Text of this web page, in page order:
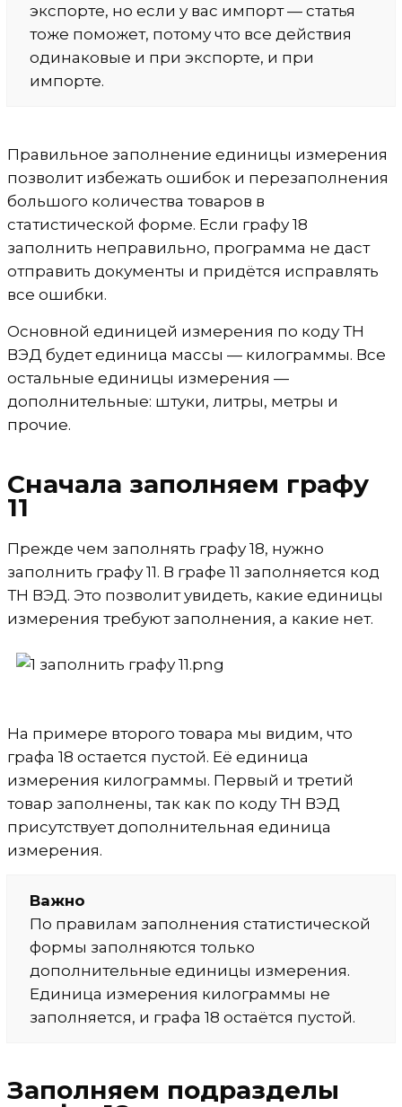
экспорте, но если у вас импорт — статья
тоже поможет, потому что все действия
одинаковые и при экспорте, и при
импорте.
Правильное заполнение единицы измерения
позволит избежать ошибок и перезаполнения
большого количества товаров в
статистической форме. Если графу 18
заполнить неправильно, программа не даст
отправить документы и придётся исправлять
все ошибки.
Основной единицей измерения по коду ТН
ВЭД будет единица массы — килограммы. Все
остальные единицы измерения —
дополнительные: штуки, литры, метры и
прочие.
Сначала заполняем графу
11
Прежде чем заполнять графу 18, нужно
заполнить графу 11. В графе 11 заполняется код
ТН ВЭД. Это позволит увидеть, какие единицы
измерения требуют заполнения, а какие нет.
На примере второго товара мы видим, что
графа 18 остается пустой. Её единица
измерения килограммы. Первый и третий
товар заполнены, так как по коду ТН ВЭД
присутствует дополнительная единица
измерения.
Важно
По правилам заполнения статистической
формы заполняются только
дополнительные единицы измерения.
Единица измерения килограммы не
заполняется, и графа 18 остаётся пустой.
Заполняем подразделы